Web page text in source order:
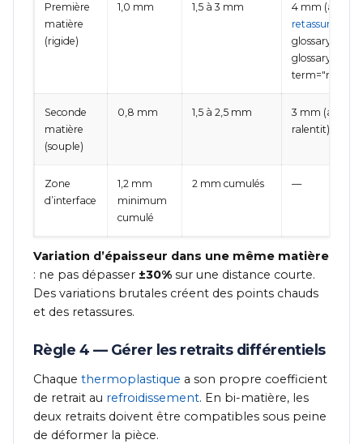
Première
matière
(rigide)
1,0 mm 1,5 à 3 mm
4 mm (au-
retassure
glossary-
glossary-
Seconde
matière
(souple)
0,8 mm 1,5 à 2,5 mm
3 mm (au-
ralentit)
Zone
d’interface
1,2 mm
minimum
cumulé
2 mm cumulés —
Variation d’épaisseur dans une même matière
: ne pas dépasser ±30% sur une distance courte.
Des variations brutales créent des points chauds
et des retassures.
Règle 4 — Gérer les retraits différentiels
Chaque thermoplastique a son propre coefficient
de retrait au refroidissement. En bi-matière, les
deux retraits doivent être compatibles sous peine
de déformer la pièce.